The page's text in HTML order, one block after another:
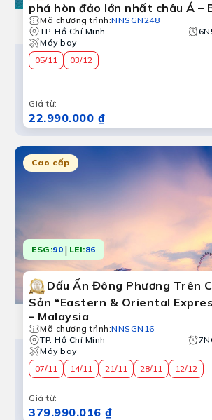
phá hòn đảo lớn nhất châu Á –
Mã chương trình:NNSGN248
TP. Hồ Chí Minh
Máy bay
05/11
03/12
Giá từ:
22.990.000 ₫
Cao cấp
ESG:90 | LEI:86
Dấu Ấn Đông Phương Trên
Sản “Eastern & Oriental
– Malaysia
Mã chương trình:NNSGN16
TP. Hồ Chí Minh
Máy bay
07/11
14/11 21/11 28/11 12/12
Giá từ:
379.990.016 ₫